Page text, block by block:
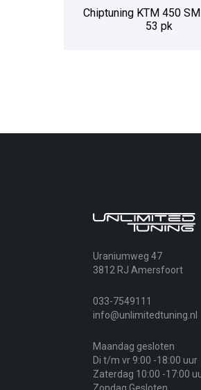
Chiptuning KTM 450
53 pk
Uraniumweg 47
3812 RJ Amersfoort
033-7549111
info@unlimitedtuning.nl
Maandag gesloten
Di t/m vr 9:00 -18:00 uur
Zaterdag 10:00 -17:00